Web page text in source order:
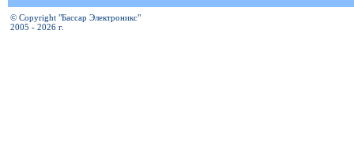
© Copyright "Бассар Электроникс"
2005 - 2026 г.